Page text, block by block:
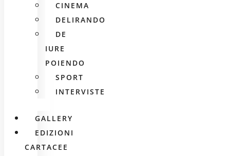
CINEMA
DELIRANDO
DE
IURE
POIENDO
SPORT
INTERVISTE
GALLERY
EDIZIONI
CARTACEE